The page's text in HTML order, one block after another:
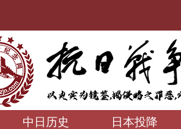
中日历史 日本投降